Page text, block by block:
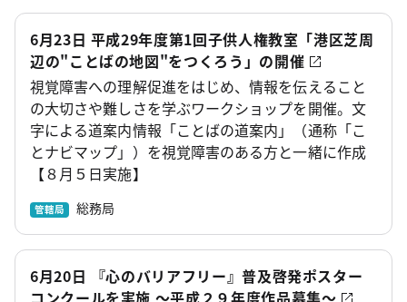
6月23日 平成29年度第1回子供人権教室「港区芝周
辺の"ことばの地図"をつくろう」の開催
視覚障害への理解促進をはじめ、情報を伝えること
の大切さや難しさを学ぶワークショップを開催。文
字による道案内情報「ことばの道案内」（通称「こ
とナビマップ」）を視覚障害のある方と一緒に作成
【８月５日実施】
管轄局 総務局
6月20日 『心のバリアフリー』普及啓発ポスター
コンクールを実施 ～平成２９年度作品募集～